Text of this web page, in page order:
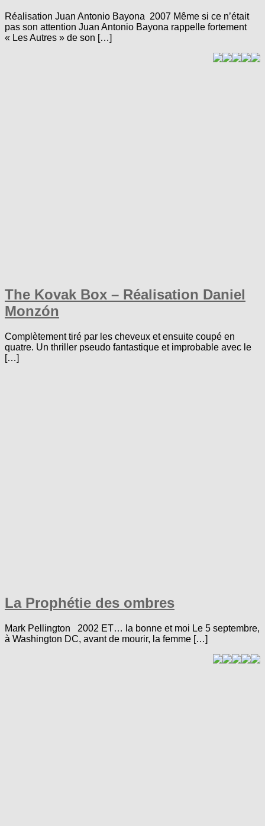
Réalisation Juan Antonio Bayona 2007 Même si ce n’était
pas son attention Juan Antonio Bayona rappelle fortement
« Les Autres » de son […]
The Kovak Box – Réalisation Daniel
Monzón
Complètement tiré par les cheveux et ensuite coupé en
quatre. Un thriller pseudo fantastique et improbable avec le
[…]
La Prophétie des ombres
Mark Pellington 2002 ET… la bonne et moi Le 5 septembre,
à Washington DC, avant de mourir, la femme […]